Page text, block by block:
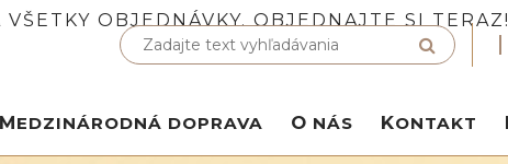
OBJEDNÁVKY. OBJEDNAJTE SI TERAZ!
MEDZINÁRODNÁ DOPRAVA O NÁS KONTAKT